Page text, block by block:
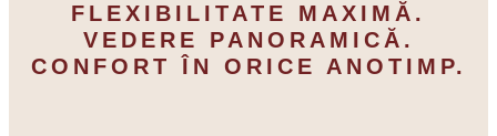
FLEXIBILITATE MAXIMĂ.
VEDERE PANORAMICĂ.
CONFORT ÎN ORICE ANOTIMP.